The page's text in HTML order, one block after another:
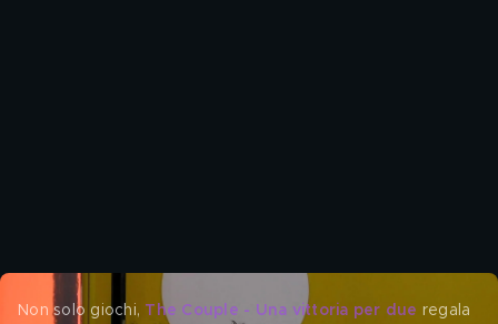
Non solo giochi, The Couple - Una vittoria per due regala